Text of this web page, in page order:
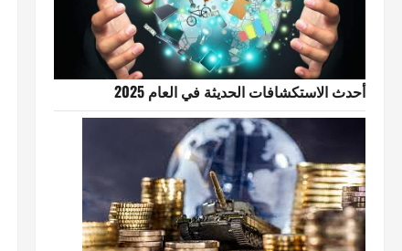
أحدث الاستكشافات الحديثة في العام 2025